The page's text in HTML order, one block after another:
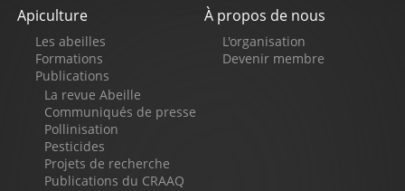
Pied
de
page
À propos de nous
L'organisation
Devenir membre
Apiculture
Les abeilles
Formations
Publications
La revue Abeille
Communiqués de presse
Pollinisation
Pesticides
Projets de recherche
Publications du CRAAQ